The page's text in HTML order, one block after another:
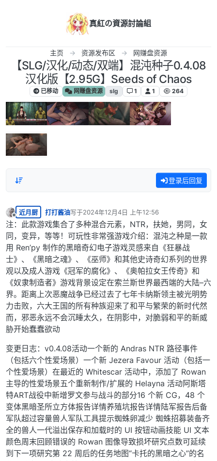
真紅の資源討論組
主页 资源发布区 网赚盘资源
【SLG/汉化/动态/双端】混沌种子0.4.08
汉化版【2.95G】Seeds of Chaos
已移动 网赚盘资源 slg 1 1 264
登录后回复
离线
近月厨 打打酱油写于2024年12月4日 上午12:56
最后由 编辑
注：此款游戏集合了多种混合元素，NTR，扶她，男同，女
同，变异，等等！可玩性非常强游戏介绍：混沌之种是一款
用 Ren’py 制作的黑暗奇幻电子游戏灵感来自《狂暴战
士》、《黑暗之魂》、《巫师》和其他史诗奇幻系列的世界
观以及成人游戏《冠军的腐化》、《奥帕拉女王传奇》和
《奴隶制造者》游戏背景设定在索兰斯世界最西端的大陆–六
界。距离上次恶魔战争已经过去了七年卡纳斯领主被光明势
力击败，六大王国的所有种族迎来了和平与繁荣的新时代然
而，邪恶永远不会沉睡太久，在阴影中，对脆弱和平的新威
胁开始蠢蠢欲动
变更日志：v0.4.08活动一个新的 Andras NTR 路径事件
（包括六个性爱场景）一个新 Jezera Favour 活动（包括一
个性爱场景）在最近的 Whitescar 活动中，添加了 Rowan
主导的性爱场景五个重新制作/扩展的 Helayna 活动阿斯塔
特ART战役中新增罗文参与战斗的部分16 个新 CG，48 个
变体黑暗圣所立方体报告详情养殖坑报告详情陆军报告后备
军队超过容量兽人军队工具提示蜘蛛卵减少 蜘蛛招募装备齐
全的兽人一代溢出保存和加载时的 UI 按钮动画技能 UI 文本
颜色周末回顾错误的 Rowan 图像导致损坏研究点数可延续
到下一项研究第 22 周后的任务地图“卡托的黑暗之心”的名